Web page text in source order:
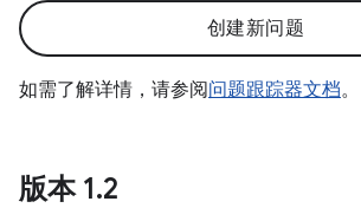
创建新问题
如需了解详情，请参阅问题跟踪器文档。
版本 1.2